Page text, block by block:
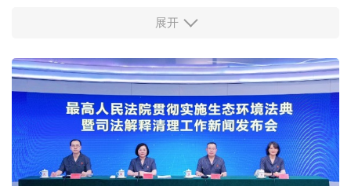
重庆巴南成功预警处置一危岩崩塌险情避险转移11人
“新”意盎然，外资机构持续看好中国经济
中证协召开国际业务委员会主任委员（扩大）会议
展开